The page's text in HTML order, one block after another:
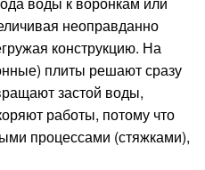
неоправданно
конструкцию. На
плиты решают сразу
застой воды,
работы, потому что
процессами (стяжками),